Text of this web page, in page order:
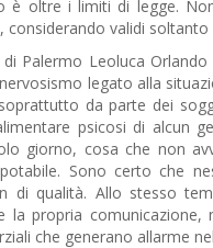
è oltre i limiti di legge.
considerando validi
Palermo Leoluca
legato alla
da parte dei
psicosi di alcun
giorno, cosa che non
Sono certo che
di qualità. Allo stesso
la propria
che generano allarme